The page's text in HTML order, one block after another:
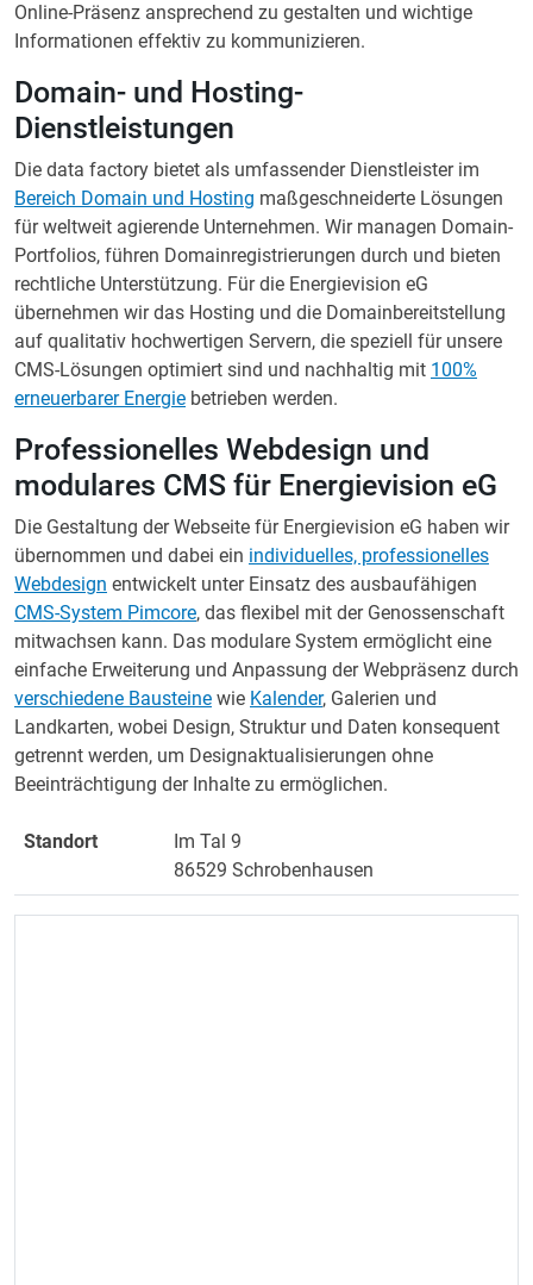
Online-Präsenz ansprechend zu gestalten und wichtige
Informationen effektiv zu kommunizieren.
Domain- und Hosting-
Dienstleistungen
Die data factory bietet als umfassender Dienstleister im
Bereich Domain und Hosting maßgeschneiderte Lösungen
für weltweit agierende Unternehmen. Wir managen Domain-
Portfolios, führen Domainregistrierungen durch und bieten
rechtliche Unterstützung. Für die Energievision eG
übernehmen wir das Hosting und die Domainbereitstellung
auf qualitativ hochwertigen Servern, die speziell für unsere
CMS-Lösungen optimiert sind und nachhaltig mit 100%
erneuerbarer Energie betrieben werden.
Professionelles Webdesign und
modulares CMS für Energievision eG
Die Gestaltung der Webseite für Energievision eG haben wir
übernommen und dabei ein individuelles, professionelles
Webdesign entwickelt unter Einsatz des ausbaufähigen
CMS-System Pimcore, das flexibel mit der Genossenschaft
mitwachsen kann. Das modulare System ermöglicht eine
einfache Erweiterung und Anpassung der Webpräsenz durch
verschiedene Bausteine wie Kalender, Galerien und
Landkarten, wobei Design, Struktur und Daten konsequent
getrennt werden, um Designaktualisierungen ohne
Beeinträchtigung der Inhalte zu ermöglichen.
Standort
Im Tal 9
86529 Schrobenhausen